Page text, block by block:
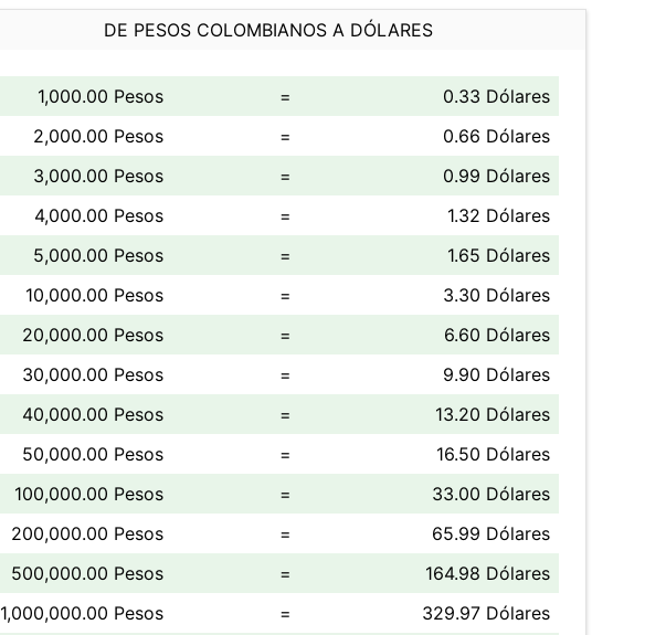
DE PESOS COLOMBIANOS A DÓLARES
1,000.00 Pesos =
0.33 Dólares
2,000.00 Pesos
=
0.66 Dólares
3,000.00 Pesos
=
0.99 Dólares
4,000.00 Pesos
=
1.32 Dólares
5,000.00 Pesos
=
1.65 Dólares
10,000.00 Pesos
=
3.30 Dólares
20,000.00 Pesos
=
6.60 Dólares
30,000.00 Pesos
=
9.90 Dólares
40,000.00 Pesos
=
13.20 Dólares
50,000.00 Pesos
=
16.50 Dólares
100,000.00 Pesos
=
33.00 Dólares
200,000.00 Pesos
=
65.99 Dólares
500,000.00 Pesos
=
164.98 Dólares
1,000,000.00 Pesos
= 329.97 Dólares